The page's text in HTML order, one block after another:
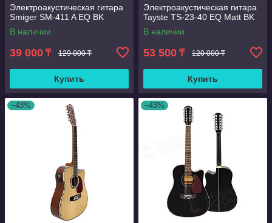
Электроакустическая гитара
Smiger SM-411 A EQ BK
В наличии
39 000 ₸ 129 000 ₸
Купить
Электроакустическая гитара
Tayste TS-23-40 EQ Matt BK
В наличии
53 500 ₸ 120 000 ₸
Купить
–43% –43%